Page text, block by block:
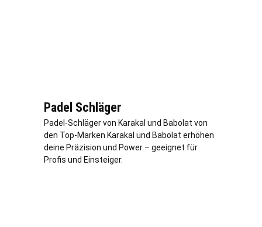
Padel Schläger
Padel-Schläger von Karakal und Babolat von
den Top-Marken Karakal und Babolat erhöhen
deine Präzision und Power – geeignet für
Profis und Einsteiger.